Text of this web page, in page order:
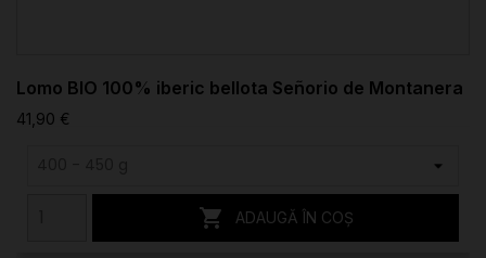
Lomo BIO 100% iberic bellota Señorio de Montanera
41,90 €
 ADAUGĂ ÎN COȘ